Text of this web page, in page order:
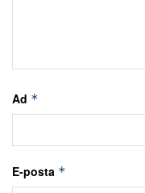
Ad *
E-posta *